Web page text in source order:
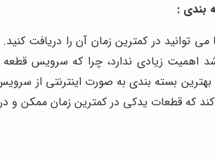
بندی :
می توانید در کمترین زمان آن را دریافت
اهمیت زیادی ندارد، چرا که سرویس
با بهترین بسته بندی به صورت اینترنتی
که قطعات یدکی در کمترین زمان ممکن